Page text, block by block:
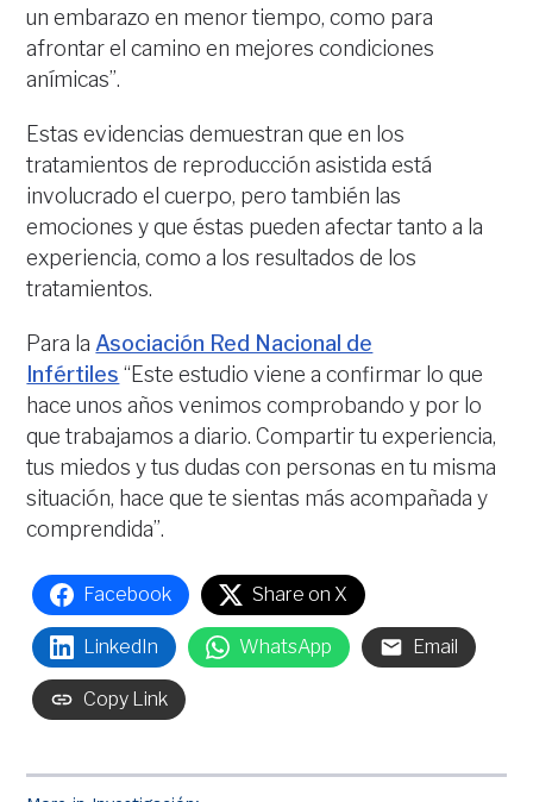
un embarazo en menor tiempo, como para
afrontar el camino en mejores condiciones
anímicas”.
Estas evidencias demuestran que en los
tratamientos de reproducción asistida está
involucrado el cuerpo, pero también las
emociones y que éstas pueden afectar tanto a la
experiencia, como a los resultados de los
tratamientos.
Para la Asociación Red Nacional de
Infértiles “Este estudio viene a confirmar lo que
hace unos años venimos comprobando y por lo
que trabajamos a diario. Compartir tu experiencia,
tus miedos y tus dudas con personas en tu misma
situación, hace que te sientas más acompañada y
comprendida”.
Facebook Share on X
LinkedIn WhatsApp Email
Copy Link